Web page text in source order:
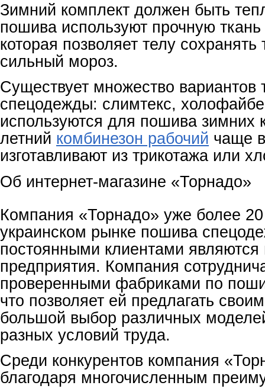
Зимний комплект должен быть
пошива используют прочную
которая позволяет телу
сильный мороз.
Существует множество
спецодежды: слимтекс,
используются для пошива зимних
летний комбинезон рабочий чаще
изготавливают из трикотажа или
Об интернет-магазине «Торнадо»
Компания «Торнадо» уже более 20
украинском рынке пошива
постоянными клиентами являются
предприятия. Компания
проверенными фабриками по
что позволяет ей предлагать
большой выбор различных
разных условий труда.
Среди конкурентов компания
благодаря многочисленным